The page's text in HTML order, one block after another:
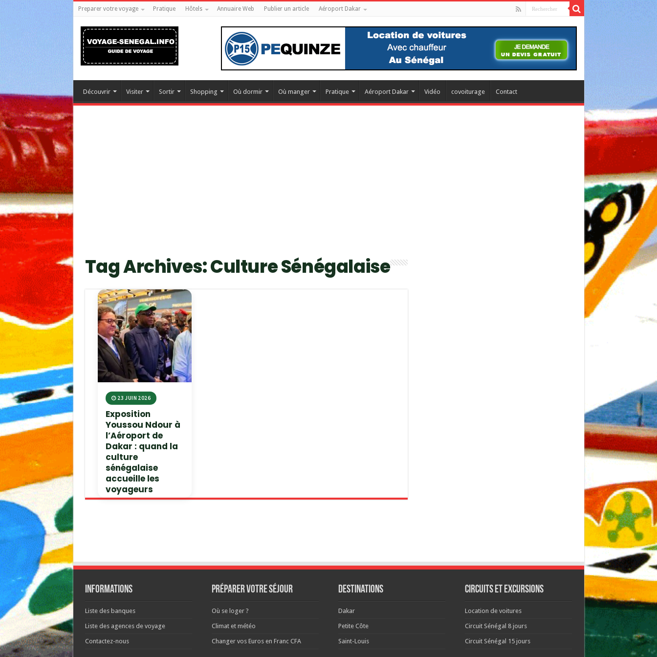
Preparer votre voyage Pratique Hôtels Annuaire Web Publier un article Aéroport Dakar
Découvrir Visiter Sortir Shopping Où dormir Où manger Pratique Aéroport Dakar Vidéo covoiturage Contact
Tag Archives:Culture Sénégalaise
Exposition
Youssou Ndour à
l’Aéroport de
Dakar : quand la
culture
sénégalaise
accueille les
voyageurs
23 JUIN 2026
Informations
Liste des banques
Liste des agences de voyage
Contactez-nous
Préparer votre séjour
Où se loger ?
Climat et météo
Changer vos Euros en Franc CFA
Destinations
Dakar
Petite Côte
Saint-Louis
Circuits et excursions
Location de voitures
Circuit Sénégal 8 jours
Circuit Sénégal 15 jours